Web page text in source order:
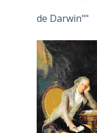
de Darwin""